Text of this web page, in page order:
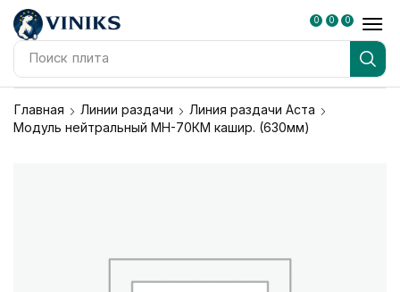
Поиск плита
0 0 0
Главная Линии раздачи
Линия раздачи Аста
Модуль нейтральный МН-70КМ кашир. (630мм)